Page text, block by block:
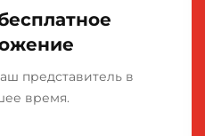
представитель в
время.